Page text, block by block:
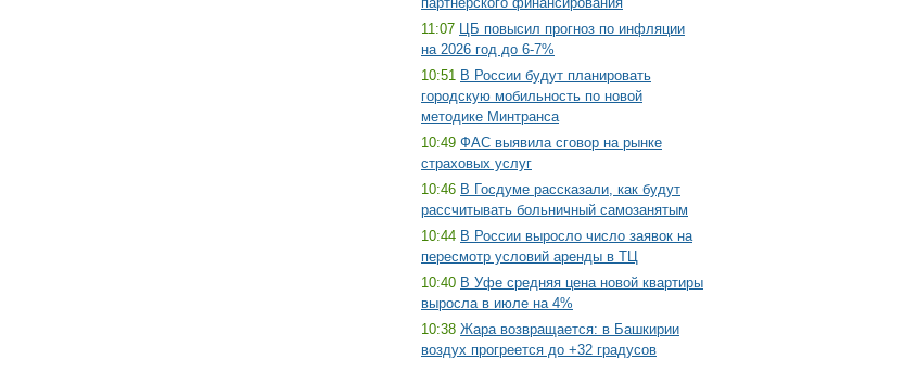
11:07 ЦБ повысил прогноз по инфляции
на 2026 год до 6-7%
10:51 В России будут планировать
городскую мобильность по новой
методике Минтранса
10:49 ФАС выявила сговор на рынке
страховых услуг
10:46 В Госдуме рассказали, как будут
рассчитывать больничный самозанятым
10:44 В России выросло число заявок на
пересмотр условий аренды в ТЦ
10:40 В Уфе средняя цена новой квартиры
выросла в июле на 4%
10:38 Жара возвращается: в Башкирии
воздух прогреется до +32 градусов